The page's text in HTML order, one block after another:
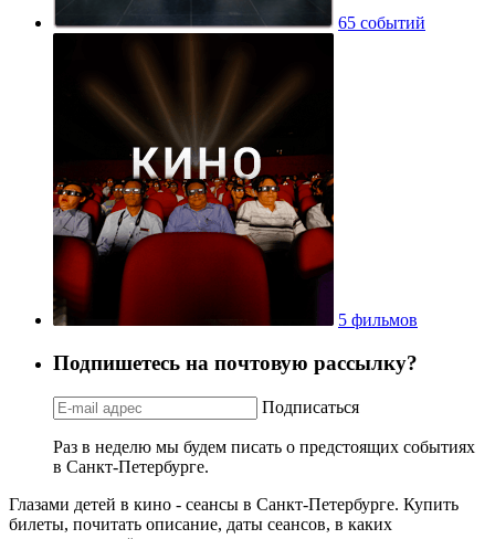
65 событий
5 фильмов
Подпишетесь на почтовую рассылку?
Подписаться
Раз в неделю мы будем писать о предстоящих событиях
в Санкт-Петербурге.
Глазами детей в кино - сеансы в Санкт-Петербурге. Купить
билеты, почитать описание, даты сеансов, в каких